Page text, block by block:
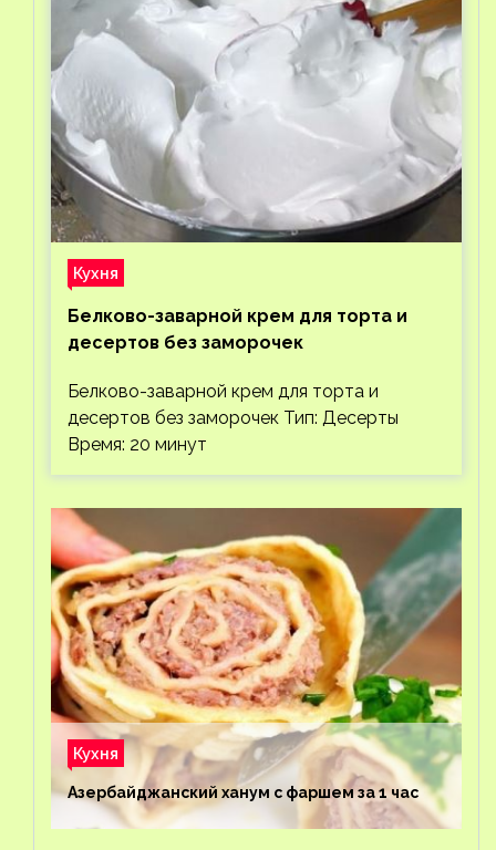
Кухня
Белково-заварной крем для торта и
десертов без заморочек
Белково-заварной крем для торта и
десертов без заморочек Тип: Десерты
Время: 20 минут
Кухня
Азербайджанский ханум с фаршем за 1 час